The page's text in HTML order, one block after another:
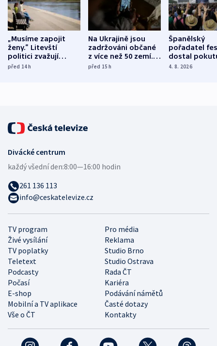
„Musíme zapojit
ženy.“ Litevští
politici zvažují
dohodu o
před 14h
Na Ukrajině jsou
zadržováni občané
z více než 50 zemí.
Bojovali na straně
před 15h
Španělský
pořadatel
dostal
nekalé
4. 8. 2026
TV program
Pro média
Živé vysílání
Reklama
TV poplatky
Studio Brno
Teletext
Studio Ostrava
Podcasty
Rada ČT
Počasí
Kariéra
E-shop
Podávání námětů
Mobilní a TV aplikace
Časté dotazy
Vše o ČT
Kontakty
Divácké centrum
každý všední den:8:00—16:00 hodin
261 136 113
info@ceskatelevize.cz